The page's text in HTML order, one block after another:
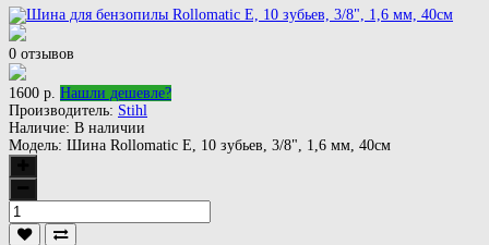
0 отзывов
1600 р. Нашли дешевле?
Производитель: Stihl
Наличие: В наличии
Модель: Шина Rollomatic E, 10 зубьев, 3/8", 1,6 мм, 40см